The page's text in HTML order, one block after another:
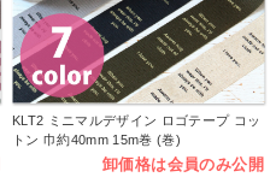
KLT2 ミニマルデザイン ロゴテープ コッ
トン 巾約40mm 15m巻 (巻)
卸価格は会員のみ公開